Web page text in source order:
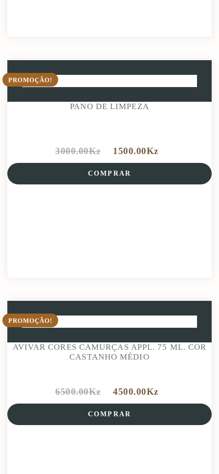
PROMOÇÃO!
PANO DE LIMPEZA
3000.00Kz 1500.00Kz
COMPRAR
PROMOÇÃO!
AVIVAR CORES CAMURÇAS APPL. 75 ML. COR
CASTANHO MÉDIO
6500.00Kz 4500.00Kz
COMPRAR